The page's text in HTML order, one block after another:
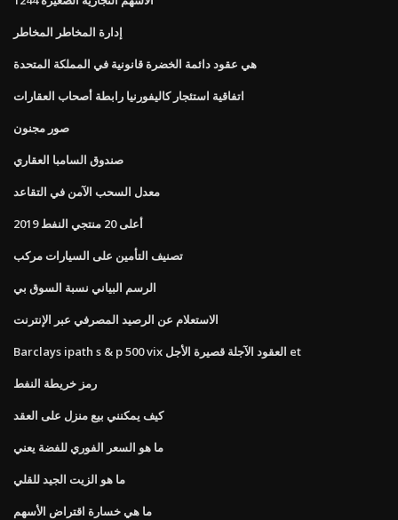
إدارة المخاطر المخاطر
هي عقود دائمة الخضرة قانونية في المملكة المتحدة
اتفاقية استئجار كاليفورنيا رابطة أصحاب العقارات
صور مجنون
صندوق السامبا العقاري
معدل السحب الآمن في التقاعد
أعلى 20 منتجي النفط 2019
تصنيف التأمين على السيارات مركب
الرسم البياني نسبة السوق بي
الاستعلام عن الرصيد المصرفي عبر الإنترنت
Barclays ipath s & p 500 vix العقود الآجلة قصيرة الأجل et
رمز خريطة النفط
كيف يمكنني بيع منزل على العقد
ما هو السعر الفوري للفضة يعني
ما هو الزيت الجيد للقلي
ما هي خسارة اقتراض الأسهم